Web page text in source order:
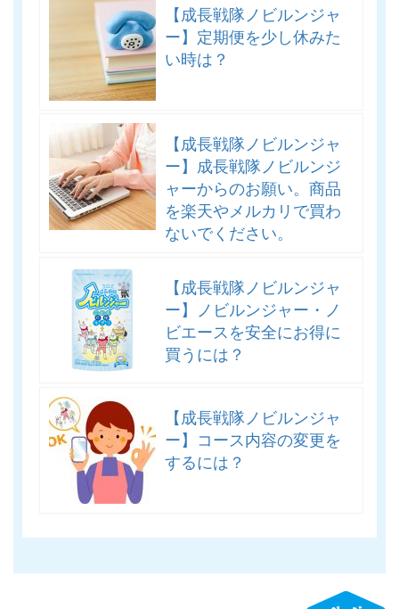
【成長戦隊ノビルンジャ
ー】定期便を少し休みた
い時は？
【成長戦隊ノビルンジャ
ー】成長戦隊ノビルンジ
ャーからのお願い。商品
を楽天やメルカリで買わ
ないでください。
【成長戦隊ノビルンジャ
ー】ノビルンジャー・ノ
ビエースを安全にお得に
買うには？
【成長戦隊ノビルンジャ
ー】コース内容の変更を
するには？